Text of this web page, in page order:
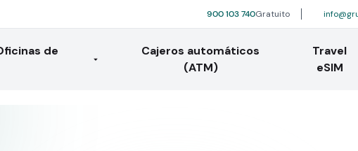
900 103 740Gratuito
de
Cajeros automáticos
(ATM)
Travel
eSIM